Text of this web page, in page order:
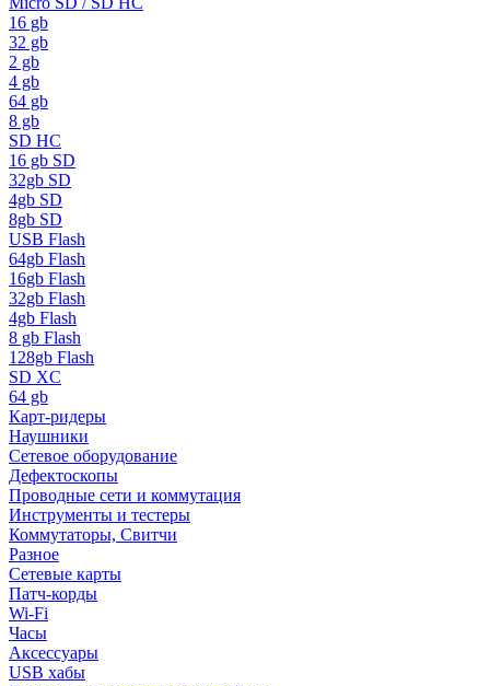
16 gb
32 gb
2 gb
4 gb
64 gb
8 gb
SD HC
16 gb SD
32gb SD
4gb SD
8gb SD
USB Flash
64gb Flash
16gb Flash
32gb Flash
4gb Flash
8 gb Flash
128gb Flash
SD XC
64 gb
Карт-ридеры
Наушники
Сетевое оборудование
Дефектоскопы
Проводные сети и коммутация
Инструменты и тестеры
Коммутаторы, Свитчи
Разное
Сетевые карты
Патч-корды
Wi-Fi
Часы
Аксессуары
USB хабы